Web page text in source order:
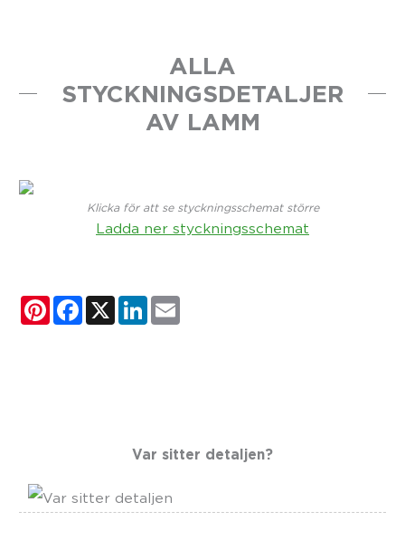
ALLA
STYCKNINGSDETALJER
AV LAMM
Klicka för att se styckningsschemat större
Ladda ner styckningsschemat
PinterestFacebook
X LinkedIn
Var sitter detaljen?